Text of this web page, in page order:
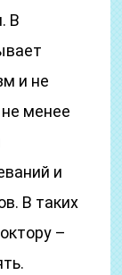
В
и не
не менее
и
В таких
–